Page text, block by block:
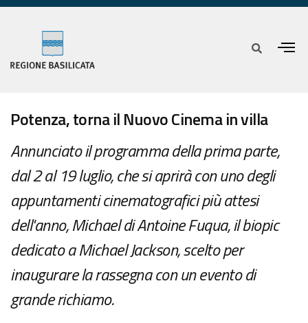
Potenza, torna il Nuovo Cinema in villa
Annunciato il programma della prima parte,
dal 2 al 19 luglio, che si aprirà con uno degli
appuntamenti cinematografici più attesi
dell'anno, Michael di Antoine Fuqua, il biopic
dedicato a Michael Jackson, scelto per
inaugurare la rassegna con un evento di
grande richiamo.